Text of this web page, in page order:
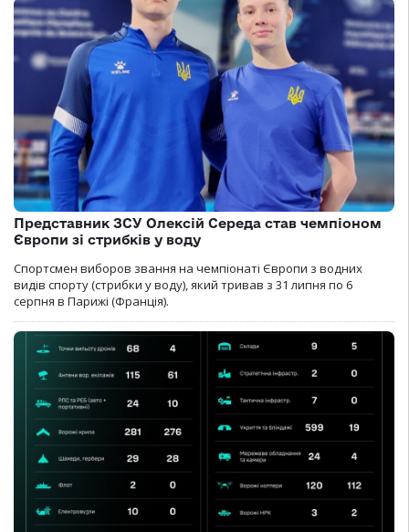
Представник ЗСУ Олексій Середа став чемпіоном
Європи зі стрибків у воду
Спортсмен виборов звання на чемпіонаті Європи з водних
видів спорту (стрибки у воду), який тривав з 31 липня по 6
серпня в Парижі (Франція).